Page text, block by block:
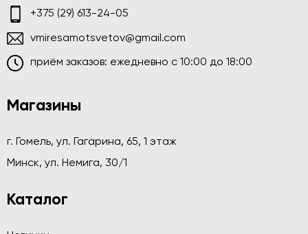
+375 (29) 613-24-05
vmiresamotsvetov@gmail.com
приём заказов: ежедневно c 10:00 до 18:00
Магазины
г. Гомель, ул. Гагарина, 65, 1 этаж
Минск, ул. Немига, 30/1
Каталог